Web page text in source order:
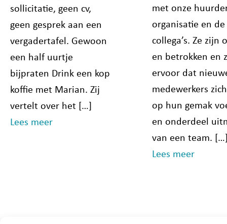
sollicitatie, geen cv,
geen gesprek aan een
vergadertafel. Gewoon
een half uurtje
bijpraten Drink een kop
koffie met Marian. Zij
vertelt over het […]
Lees meer
met onze
organisatie en de
collega’s. Ze zijn
en betrokken en
ervoor dat
medewerkers
op hun gemak
en onderdeel
van een team.
Lees meer